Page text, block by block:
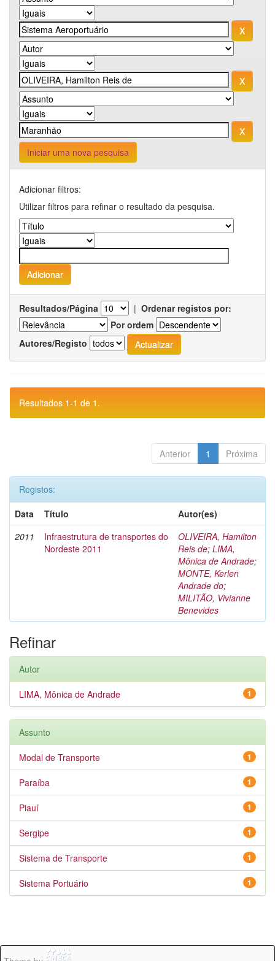
Iniciar uma nova pesquisa
Adicionar filtros:
Utilizar filtros para refinar o resultado da pesquisa.
Resultados/Página | Ordenar registos por:
Por ordem
Autores/Registo
Resultados 1-1 de 1.
Anterior 1 Próxima
Registos:
Data
Título
Autor(es)
2011
Infraestrutura de transportes do
Nordeste 2011
OLIVEIRA, Hamilton
Reis de; LIMA,
Mônica de Andrade;
MONTE, Kerlen
Andrade do;
MILITÃO, Vivianne
Benevides
Refinar
Autor
1
LIMA, Mônica de Andrade
Assunto
1
Modal de Transporte
1
Paraíba
1
Piauí
1
Sergipe
1
Sistema de Transporte
1
Sistema Portuário